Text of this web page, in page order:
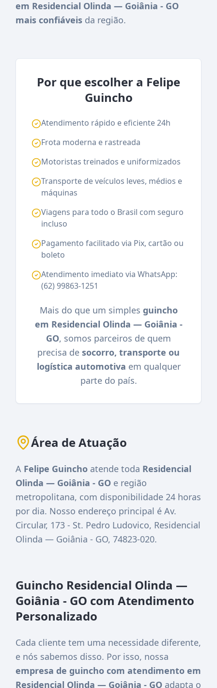
em Residencial Olinda — Goiânia - GO
mais confiáveis da região.
Por que escolher a Felipe
Guincho
Atendimento rápido e eficiente 24h
Frota moderna e rastreada
Motoristas treinados e uniformizados
Transporte de veículos leves, médios e
máquinas
Viagens para todo o Brasil com seguro
incluso
Pagamento facilitado via Pix, cartão ou
boleto
Atendimento imediato via WhatsApp:
(62) 99863-1251
Mais do que um simples guincho
em Residencial Olinda — Goiânia -
GO, somos parceiros de quem
precisa de socorro, transporte ou
logística automotiva em qualquer
parte do país.
Área de Atuação
A Felipe Guincho atende toda Residencial
Olinda — Goiânia - GO e região
metropolitana, com disponibilidade 24 horas
por dia. Nosso endereço principal é Av.
Circular, 173 - St. Pedro Ludovico, Residencial
Olinda — Goiânia - GO, 74823-020.
Guincho Residencial Olinda —
Goiânia - GO com Atendimento
Personalizado
Cada cliente tem uma necessidade diferente,
e nós sabemos disso. Por isso, nossa
empresa de guincho com atendimento em
Residencial Olinda — Goiânia - GO adapta o